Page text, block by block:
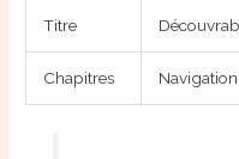
Titre
Chapitres Navigation